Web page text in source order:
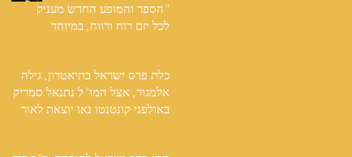
"הספר והמופע החדש מעניק
לכל יזם רוח ורווח, במיוחד
כלת פרס ישראל בתיאטרון, גילה
אלמגור, אצל המו"ל נתנאל סמריק
באולפני קונטנטו נאו יוצאת לאור